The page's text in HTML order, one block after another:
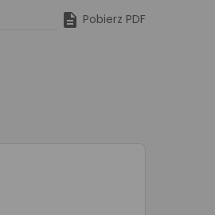
 Pobierz PDF